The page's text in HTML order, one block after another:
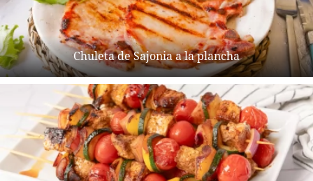
Chuleta de Sajonia a la plancha